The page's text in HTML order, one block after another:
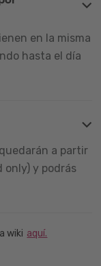
en la misma
hasta el día
a partir
only) y podrás
wiki aquí.